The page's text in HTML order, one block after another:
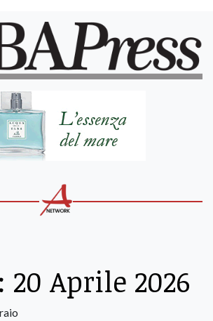
20 Aprile 2026